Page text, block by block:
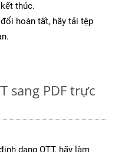
thúc.
hoàn tất, hãy tải tệp
sang PDF trực
dạng OTT, hãy làm